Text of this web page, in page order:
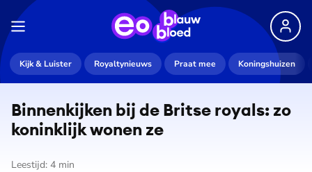
Kijk & Luister Royaltynieuws Praat mee Koningshuizen
Binnenkijken bij de Britse royals: zo
koninklijk wonen ze
Leestijd: 4 min